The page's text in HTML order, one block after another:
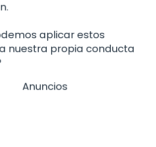
aplicar estos
nuestra propia conducta
Anuncios